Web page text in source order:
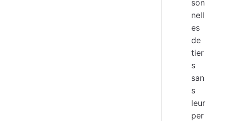
son
nell
es
de
tier
s
san
s
leur
per